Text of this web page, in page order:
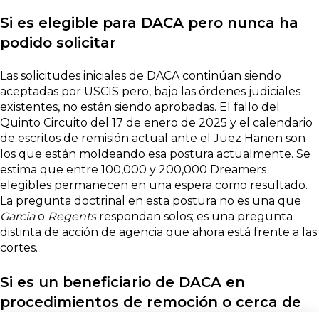
Si es elegible para DACA pero nunca ha
podido solicitar
Las solicitudes iniciales de DACA continúan siendo
aceptadas por USCIS pero, bajo las órdenes judiciales
existentes, no están siendo aprobadas. El fallo del
Quinto Circuito del 17 de enero de 2025 y el calendario
de escritos de remisión actual ante el Juez Hanen son
los que están moldeando esa postura actualmente. Se
estima que entre 100,000 y 200,000 Dreamers
elegibles permanecen en una espera como resultado.
La pregunta doctrinal en esta postura no es una que
Garciao Regentsrespondan solos; es una pregunta
distinta de acción de agencia que ahora está frente a las
cortes.
Si es un beneficiario de DACA en
procedimientos de remoción o cerca de